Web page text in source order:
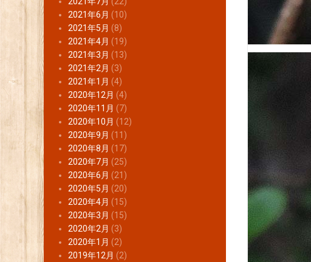
2021年6月 (10)
2021年5月 (8)
2021年4月 (19)
2021年3月 (13)
2021年2月 (3)
2021年1月 (4)
2020年12月 (4)
2020年11月 (7)
2020年10月 (12)
2020年9月 (11)
2020年8月 (17)
2020年7月 (25)
2020年6月 (21)
2020年5月 (20)
2020年4月 (15)
2020年3月 (15)
2020年2月 (3)
2020年1月 (2)
2019年12月 (2)